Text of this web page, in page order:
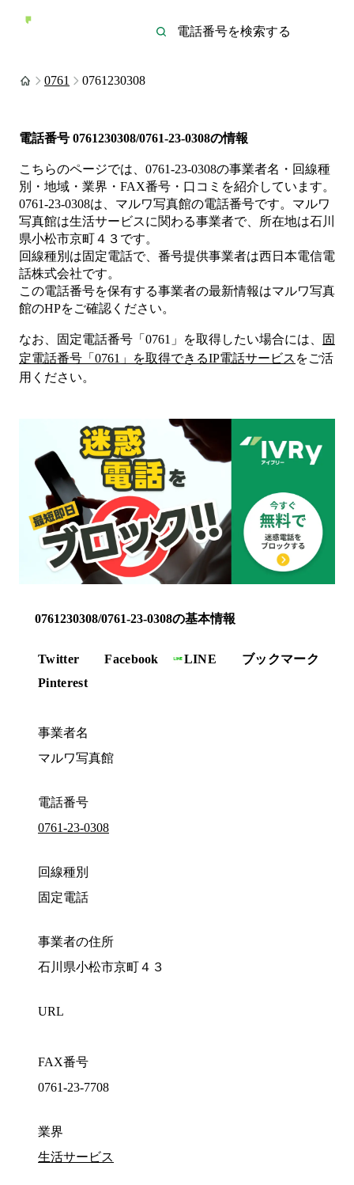
0761 0761230308
電話番号 0761230308/0761-23-0308の情報
こちらのページでは、 0761-23-0308の事業者名・回線種
別・地域・業界・FAX番号・口コミを紹介しています。
0761-23-0308は、 マルワ写真館の電話番号です。 マルワ
写真館は生活サービスに関わる事業者で、所在地は石川
県小松市京町４３ です。
回線種別は固定電話で、番号提供事業者は西日本電信電
話株式会社です。
この電話番号を保有する事業者の最新情報はマルワ写真
館のHPをご確認ください。
なお、固定電話番号「 0761 」を取得したい場合には、
固
定電話番号「 0761 」を取得できるIP電話サービス をご活
用ください。
0761230308/0761-23-0308の基本情報
Twitter Facebook LINE
ブックマーク
Pinterest
事業者名
マルワ写真館
電話番号
0761-23-0308
回線種別
固定電話
事業者の住所
石川県小松市京町４３
URL
FAX番号
0761-23-7708
業界
生活サービス